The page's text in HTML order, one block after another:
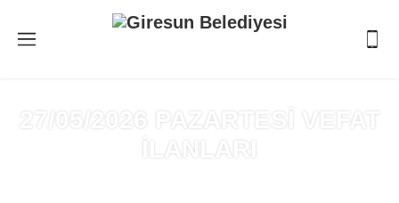
27/05/2026 PAZARTESİ VEFAT
İLANLARI